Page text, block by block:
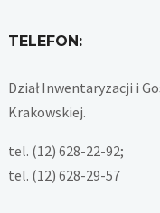
TELEFON:
Dział Inwentaryzacji i
Krakowskiej.
tel. (12) 628-22-92;
tel. (12) 628-29-57